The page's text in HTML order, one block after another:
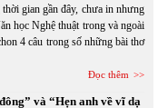
gian gần đây, chưa in nhưng
học Nghệ thuật trong và ngoài
4 câu trong số những bài thơ
Đọc thêm
và “Hẹn anh về vĩ dạ